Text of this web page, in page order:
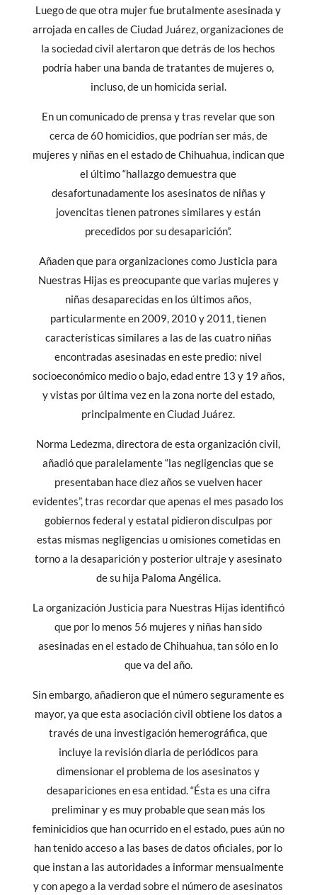
Luego de que otra mujer fue brutalmente asesinada y
arrojada en calles de Ciudad Juárez, organizaciones de
la sociedad civil alertaron que detrás de los hechos
podría haber una banda de tratantes de mujeres o,
incluso, de un homicida serial.
En un comunicado de prensa y tras revelar que son
cerca de 60 homicidios, que podrían ser más, de
mujeres y niñas en el estado de Chihuahua, indican que
el último “hallazgo demuestra que
desafortunadamente los asesinatos de niñas y
jovencitas tienen patrones similares y están
precedidos por su desaparición”.
Añaden que para organizaciones como Justicia para
Nuestras Hijas es preocupante que varias mujeres y
niñas desaparecidas en los últimos años,
particularmente en 2009, 2010 y 2011, tienen
características similares a las de las cuatro niñas
encontradas asesinadas en este predio: nivel
socioeconómico medio o bajo, edad entre 13 y 19 años,
y vistas por última vez en la zona norte del estado,
principalmente en Ciudad Juárez.
Norma Ledezma, directora de esta organización civil,
añadió que paralelamente “las negligencias que se
presentaban hace diez años se vuelven hacer
evidentes”, tras recordar que apenas el mes pasado los
gobiernos federal y estatal pidieron disculpas por
estas mismas negligencias u omisiones cometidas en
torno a la desaparición y posterior ultraje y asesinato
de su hija Paloma Angélica.
La organización Justicia para Nuestras Hijas identificó
que por lo menos 56 mujeres y niñas han sido
asesinadas en el estado de Chihuahua, tan sólo en lo
que va del año.
Sin embargo, añadieron que el número seguramente es
mayor, ya que esta asociación civil obtiene los datos a
través de una investigación hemerográfica, que
incluye la revisión diaria de periódicos para
dimensionar el problema de los asesinatos y
desapariciones en esa entidad. “Ésta es una cifra
preliminar y es muy probable que sean más los
feminicidios que han ocurrido en el estado, pues aún no
han tenido acceso a las bases de datos oficiales, por lo
que instan a las autoridades a informar mensualmente
y con apego a la verdad sobre el número de asesinatos